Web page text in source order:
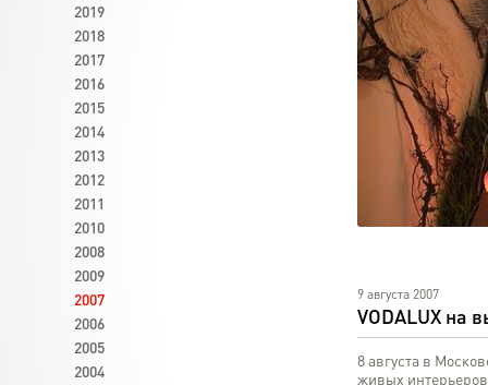
9 августа 2007
VODALUX на
8 августа в
живых
2019
2018
2017
2016
2015
2014
2013
2012
2011
2010
2008
2009
2007
2006
2005
2004